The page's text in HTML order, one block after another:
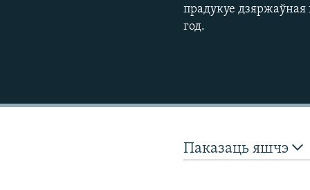
прадукуе
год.
Паказаць яшчэ